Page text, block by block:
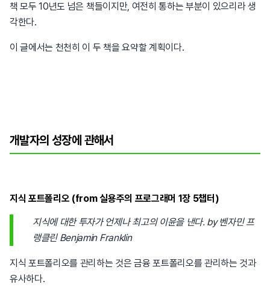
책 모두 10년도 넘은 책들이지만, 여전히 통하는 부분이 있으리라 생
각한다.
이 글에서는 천천히 이 두 책을 요약할 계획이다.
개발자의 성장에 관해서
지식 포트폴리오 (from 실용주의 프로그래머 1장 5챕터)
지식에 대한 투자가 언제나 최고의 이윤을 낸다. by 벤자민 프
랭클린 Benjamin Franklin
지식 포트폴리오를 관리하는 것은 금융 포트폴리오를 관리하는 것과
유사하다.